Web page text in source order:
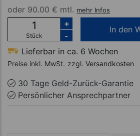
oder 90.00 € mtl. mehr Infos
Stück
+
-
In den
Lieferbar in ca. 6 Wochen
Preise inkl. MwSt. zzgl. Versandkosten
30 Tage Geld-Zurück-Garantie
Persönlicher Ansprechpartner